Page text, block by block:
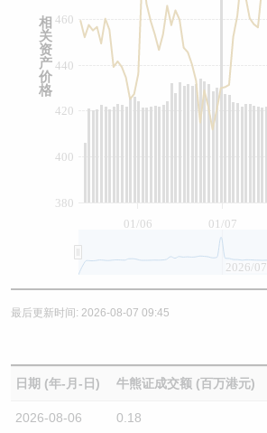
01/06 01/07
380
400
420
440
460
2026/07
相
关
资
产
价
格
最后更新时间: 2026-08-07 09:45
日期 (年-月-日) 牛熊证成交额 (百万港元)
2026-08-06 0.18
牛熊证文件及公告 (瑞信)
收市竞价变化